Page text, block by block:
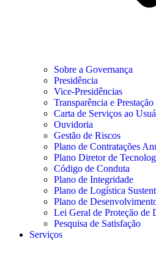
Sobre a Governança
Presidência
Vice-Presidências
Transparência e
Carta de Serviços ao
Ouvidoria
Gestão de Riscos
Plano de Contratações
Plano Diretor de
Código de Conduta
Plano de Integridade
Plano de Logística
Plano de
Lei Geral de Proteção de
Pesquisa de Satisfação
Serviços